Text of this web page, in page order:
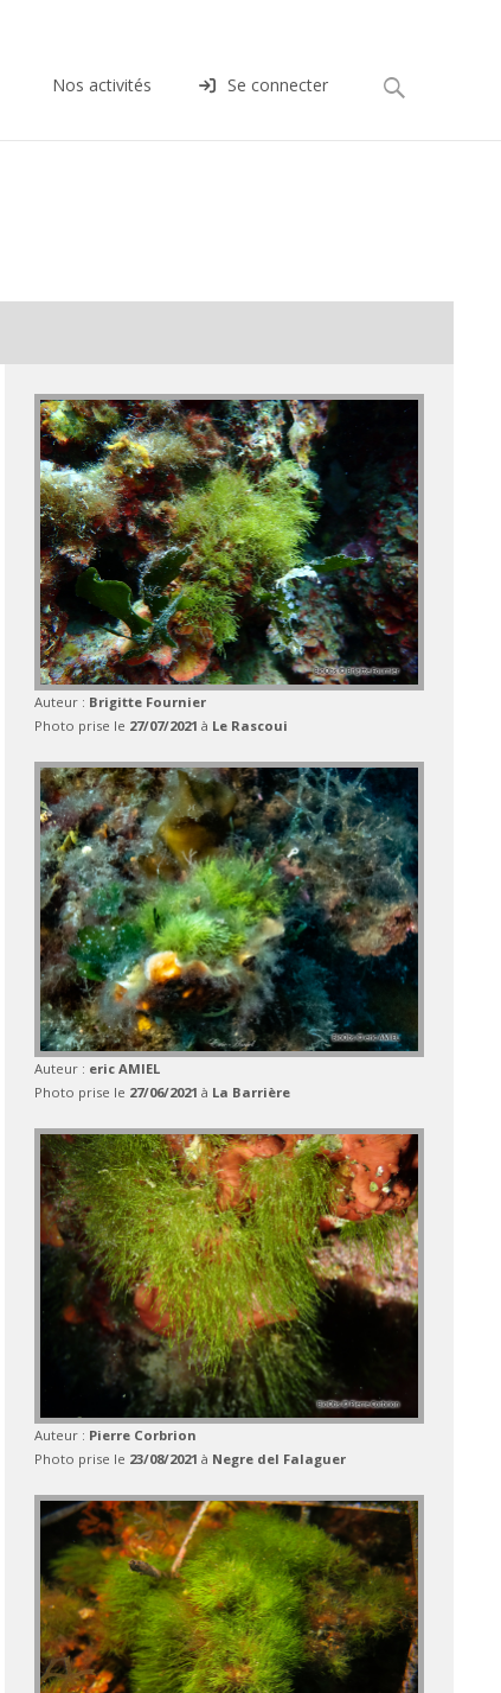
Nos activités Se connecter Rechercher :
Auteur : Brigitte Fournier
Photo prise le 27/07/2021 à Le Rascoui
Auteur : eric AMIEL
Photo prise le 27/06/2021 à La Barrière
Auteur : Pierre Corbrion
Photo prise le 23/08/2021 à Negre del Falaguer